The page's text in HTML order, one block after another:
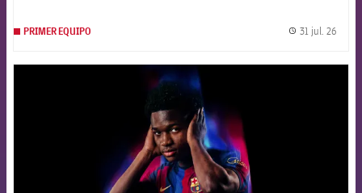
PRIMER EQUIPO 31 jul. 26
FCB Barcelona badge